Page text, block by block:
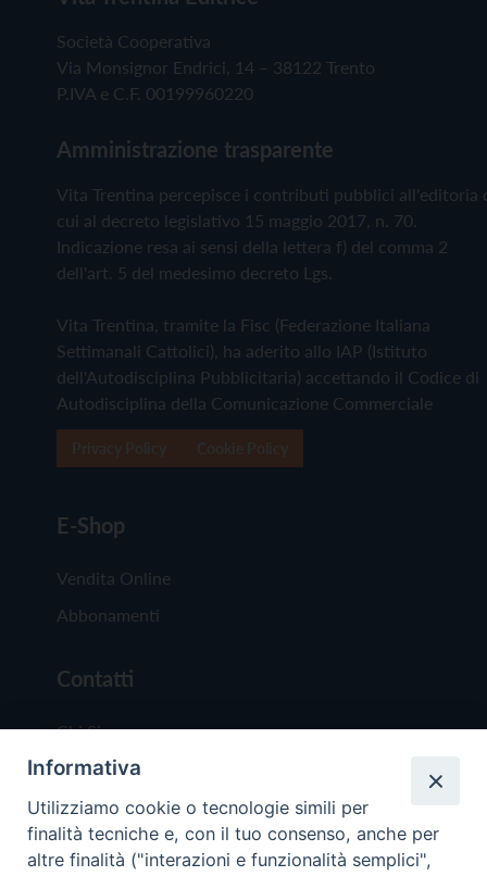
Società Cooperativa
Via Monsignor Endrici, 14 – 38122 Trento
P.IVA e C.F. 00199960220
Amministrazione trasparente
Vita Trentina percepisce i contributi pubblici all'editoria
cui al decreto legislativo 15 maggio 2017, n. 70.
Indicazione resa ai sensi della lettera f) del comma 2
dell'art. 5 del medesimo decreto Lgs.
Vita Trentina, tramite la Fisc (Federazione Italiana
Settimanali Cattolici), ha aderito allo IAP (Istituto
dell'Autodisciplina Pubblicitaria) accettando il Codice di
Autodisciplina della Comunicazione Commerciale
E-Shop
Vendita Online
Abbonamenti
Contatti
Chi Siamo
Redazione
Scrivici
Informativa
Utilizziamo cookie o tecnologie simili per
finalità tecniche e, con il tuo consenso, anche per
altre finalità ("interazioni e funzionalità semplici",